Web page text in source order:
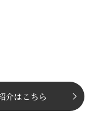
介はこちら